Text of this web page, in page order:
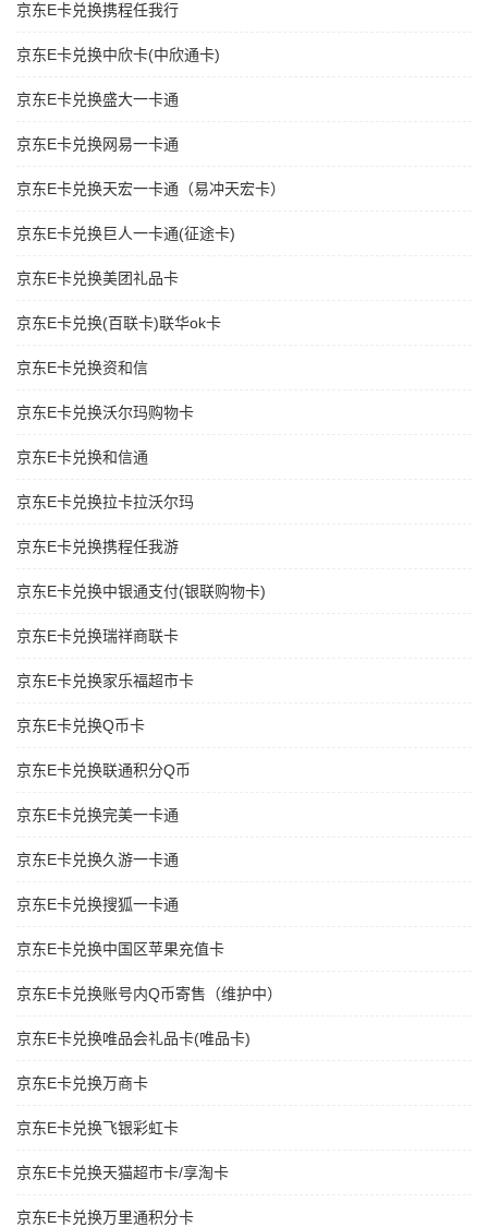
京东E卡兑换携程任我行
京东E卡兑换中欣卡(中欣通卡)
京东E卡兑换盛大一卡通
京东E卡兑换网易一卡通
京东E卡兑换天宏一卡通（易冲天宏卡）
京东E卡兑换巨人一卡通(征途卡)
京东E卡兑换美团礼品卡
京东E卡兑换(百联卡)联华ok卡
京东E卡兑换资和信
京东E卡兑换沃尔玛购物卡
京东E卡兑换和信通
京东E卡兑换拉卡拉沃尔玛
京东E卡兑换携程任我游
京东E卡兑换中银通支付(银联购物卡)
京东E卡兑换瑞祥商联卡
京东E卡兑换家乐福超市卡
京东E卡兑换Q币卡
京东E卡兑换联通积分Q币
京东E卡兑换完美一卡通
京东E卡兑换久游一卡通
京东E卡兑换搜狐一卡通
京东E卡兑换中国区苹果充值卡
京东E卡兑换账号内Q币寄售（维护中）
京东E卡兑换唯品会礼品卡(唯品卡)
京东E卡兑换万商卡
京东E卡兑换飞银彩虹卡
京东E卡兑换天猫超市卡/享淘卡
京东E卡兑换万里通积分卡